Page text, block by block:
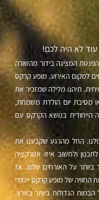
עוד לא היה לכם!
המציגה בידור מהשורה
למקום האירוע. מופע קרקס
תיהנו מלילה שמזכיר את
מסיבת יום הולדת משמחת,
הייחודית בנושא הקרקס עם
החל מהרגע שקבענו את
ולחשוב איזו אטרקציה
ביותר על האורחים שלנו. אז
של מופע קרקס ייחודי
הבמות הגדולות ביותר בארץ,